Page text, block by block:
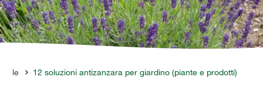
Mondi Tematici
Info 12 soluzioni antizanzara per giardino (piante e prodotti)